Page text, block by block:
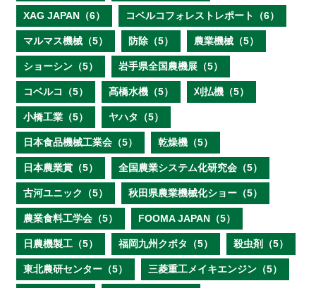
XAG JAPAN（6） コベルコフォレストレポート（6）
マルマス機械（5） 防除（5） 農業機械（5）
ショーシン（5） 岩手県全国農機展（5）
コベルコ（5） 髙橋水機（5） 刈払機（5）
小橋工業（5） ヤハタ（5）
日本食品機械工業会（5） 乾燥機（5）
日本農業賞（5） 全国農業システム化研究会（5）
古河ユニック（5） 秋田県農業機械化ショー（5）
農業食料工学会（5） FOOMA JAPAN（5）
日農機製工（5） 福岡九州クボタ（5） 殺虫剤（5）
東北農研センター（5） 三菱重工メイキエンジン（5）